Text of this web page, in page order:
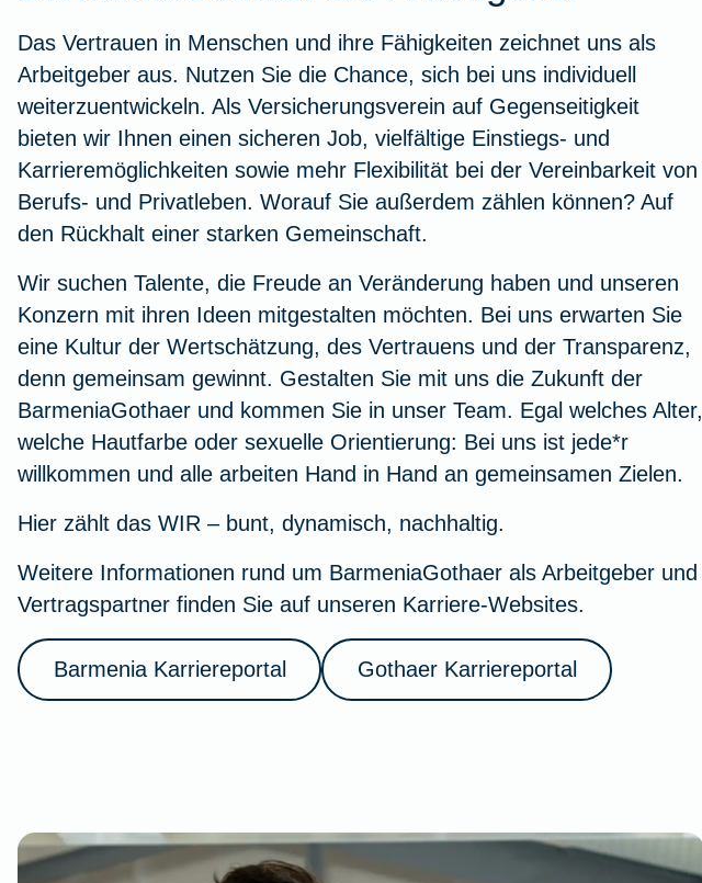
Das Vertrauen in Menschen und ihre Fähigkeiten zeichnet uns als
Arbeitgeber aus. Nutzen Sie die Chance, sich bei uns individuell
weiterzuentwickeln. Als Versicherungsverein auf Gegenseitigkeit
bieten wir Ihnen einen sicheren Job, vielfältige Einstiegs- und
Karrieremöglichkeiten sowie mehr Flexibilität bei der Vereinbarkeit von
Berufs- und Privatleben. Worauf Sie außerdem zählen können? Auf
den Rückhalt einer starken Gemeinschaft.
Wir suchen Talente, die Freude an Veränderung haben und unseren
Konzern mit ihren Ideen mitgestalten möchten. Bei uns erwarten Sie
eine Kultur der Wertschätzung, des Vertrauens und der Transparenz,
denn gemeinsam gewinnt. Gestalten Sie mit uns die Zukunft der
BarmeniaGothaer und kommen Sie in unser Team. Egal welches Alter,
welche Hautfarbe oder sexuelle Orientierung: Bei uns ist jede*r
willkommen und alle arbeiten Hand in Hand an gemeinsamen Zielen.
Hier zählt das WIR – bunt, dynamisch, nachhaltig.
Weitere Informationen rund um BarmeniaGothaer als Arbeitgeber und
Vertragspartner finden Sie auf unseren Karriere-Websites.
Barmenia Karriereportal Gothaer Karriereportal